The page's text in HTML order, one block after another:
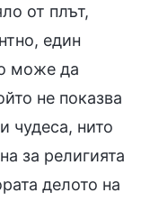
от плът,
един
може да
не показва
чудеса, нито
за религията
делото на